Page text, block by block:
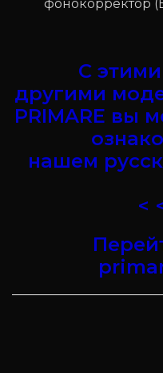
фонокорректор
С
другими
PRIMARE вы
нашем
<